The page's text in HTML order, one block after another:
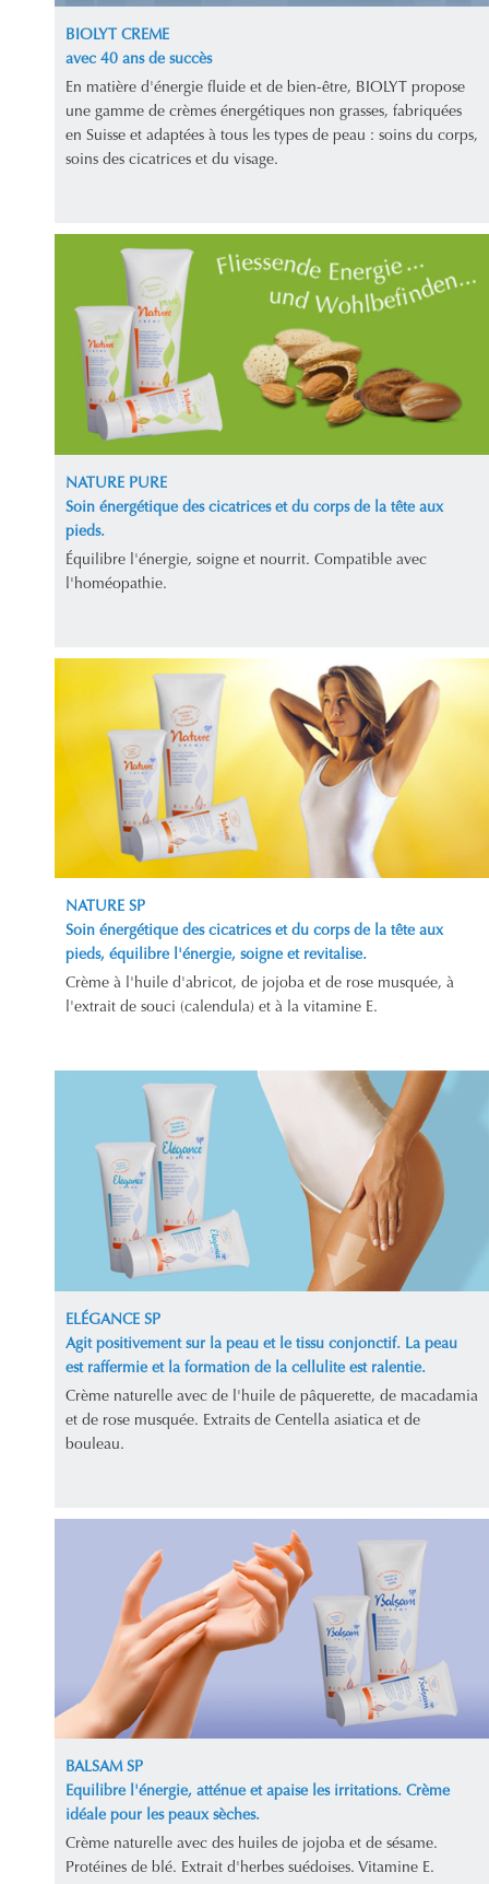
BIOLYT CREME
avec 40 ans de succès
En matière d'énergie fluide et de bien-être, BIOLYT propose
une gamme de crèmes énergétiques non grasses, fabriquées
en Suisse et adaptées à tous les types de peau : soins du corps,
soins des cicatrices et du visage.
NATURE PURE
Soin énergétique des cicatrices et du corps de la tête aux
pieds.
Équilibre l'énergie, soigne et nourrit. Compatible avec
l'homéopathie.
NATURE SP
Soin énergétique des cicatrices et du corps de la tête aux
pieds, équilibre l'énergie, soigne et revitalise.
Crème à l'huile d'abricot, de jojoba et de rose musquée, à
l'extrait de souci (calendula) et à la vitamine E.
ELÉGANCE SP
Agit positivement sur la peau et le tissu conjonctif. La peau
est raffermie et la formation de la cellulite est ralentie.
Crème naturelle avec de l'huile de pâquerette, de macadamia
et de rose musquée. Extraits de Centella asiatica et de
bouleau.
BALSAM SP
Equilibre l'énergie, atténue et apaise les irritations. Crème
idéale pour les peaux sèches.
Crème naturelle avec des huiles de jojoba et de sésame.
Protéines de blé. Extrait d'herbes suédoises. Vitamine E.